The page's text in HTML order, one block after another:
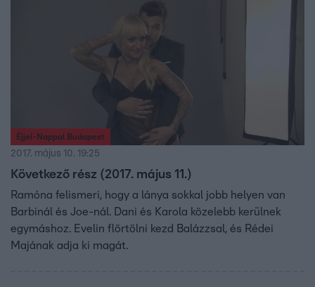
Éjjel-Nappal Budapest
2017. május 10. 19:25
Következő rész (2017. május 11.)
Ramóna felismeri, hogy a lánya sokkal jobb helyen van
Barbinál és Joe-nál. Dani és Karola közelebb kerülnek
egymáshoz. Evelin flörtölni kezd Balázzsal, és Rédei
Majának adja ki magát.